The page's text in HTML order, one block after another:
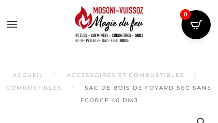
ACCUEIL
ACCESSOIRES ET COMBUSTIBLES
COMBUSTIBLES
SAC DE BOIS DE FOYARD SEC SANS
ECORCE 40 DM3
0